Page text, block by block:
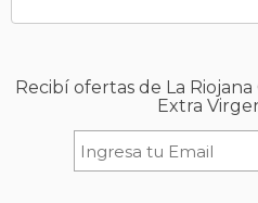
Recibí ofertas de La
Extra